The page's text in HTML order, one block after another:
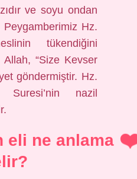
ve soyu ondan
Hz.
tükendiğini
Allah, “Size Kevser
göndermiştir. Hz.
Suresi’nin nazil
eli ne anlama